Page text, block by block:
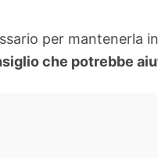
per mantenerla
che potrebbe